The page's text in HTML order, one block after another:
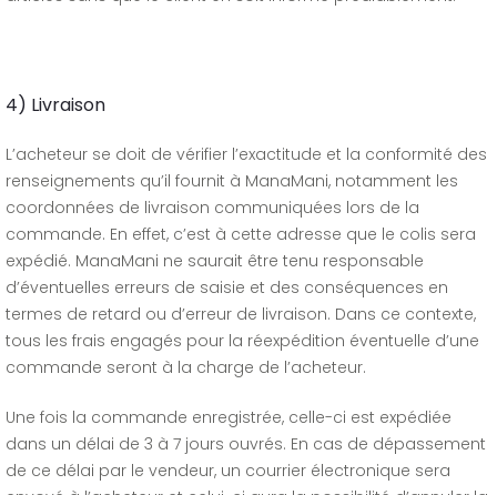
4) Livraison
L’acheteur se doit de vérifier l’exactitude et la conformité des
renseignements qu’il fournit à ManaMani, notamment les
coordonnées de livraison communiquées lors de la
commande. En effet, c’est à cette adresse que le colis sera
expédié. ManaMani ne saurait être tenu responsable
d’éventuelles erreurs de saisie et des conséquences en
termes de retard ou d’erreur de livraison. Dans ce contexte,
tous les frais engagés pour la réexpédition éventuelle d’une
commande seront à la charge de l’acheteur.
Une fois la commande enregistrée, celle-ci est expédiée
dans un délai de 3 à 7 jours ouvrés. En cas de dépassement
de ce délai par le vendeur, un courrier électronique sera